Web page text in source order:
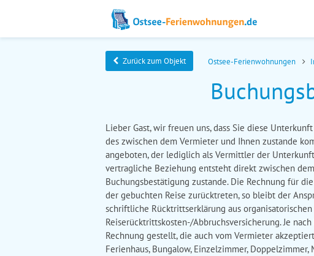
Zurück zum Objekt Ostsee-Ferienwohnungen
Lieber Gast, wir freuen uns, dass Sie diese
des zwischen dem Vermieter und Ihnen zustande
angeboten, der lediglich als Vermittler der
vertragliche Beziehung entsteht direkt zwischen
Buchungsbestätigung zustande. Die Rechnung für
der gebuchten Reise zurücktreten, so bleibt der
schriftliche Rücktrittserklärung aus
Reiserücktrittskosten-/Abbruchsversicherung. Je
Rechnung gestellt, die auch vom Vermieter
Ferienhaus, Bungalow, Einzelzimmer,